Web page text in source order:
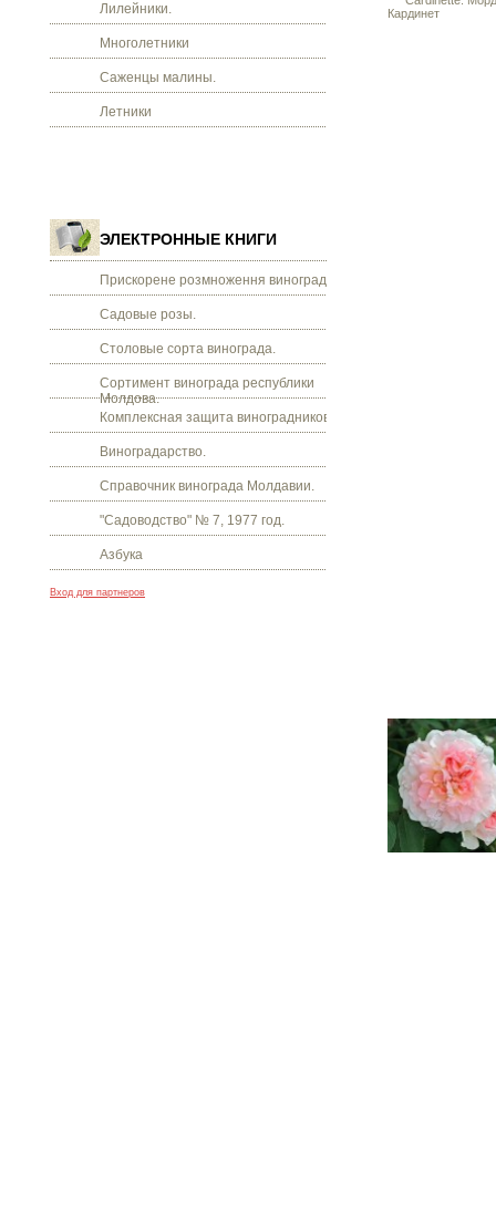
Лилейники.
Многолетники
Саженцы малины.
Летники
ЭЛЕКТРОННЫЕ КНИГИ
Прискорене розмноження винограду.
Садовые розы.
Столовые сорта винограда.
Сортимент винограда республики
Молдова.
Комплексная защита виноградников.
Виноградарство.
Справочник винограда Молдавии.
"Садоводство" № 7, 1977 год.
Азбука
Вход для партнеров